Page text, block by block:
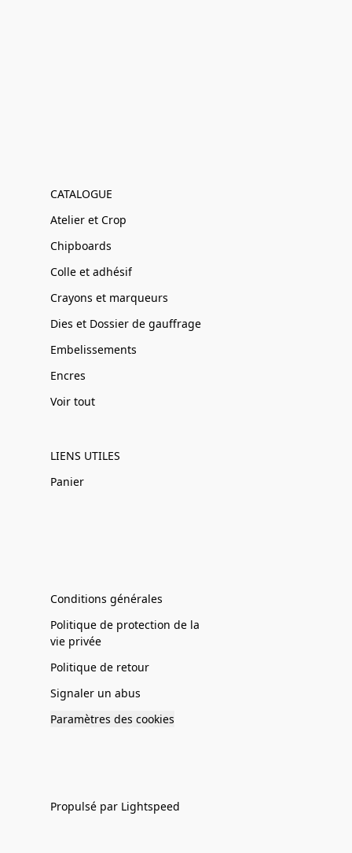
CATALOGUE
Atelier et Crop
Chipboards
Colle et adhésif
Crayons et marqueurs
Dies et Dossier de gauffrage
Embelissements
Encres
Voir tout
LIENS UTILES
Panier
Conditions générales
Politique de protection de la
vie privée
Politique de retour
Signaler un abus
Paramètres des cookies
Propulsé par Lightspeed